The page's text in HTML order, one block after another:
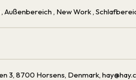
, Außenbereich , New Work,
3, 8700 Horsens, Denmark,